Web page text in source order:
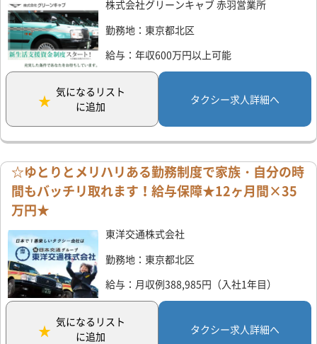
株式会社グリーンキャブ 赤羽営業所
勤務地：東京都北区
給与：年収600万円以上可能
気になるリスト
に追加
タクシー求人詳細へ
☆ゆとりとメリハリある勤務制度で家族・自分の時
間もバッチリ取れます！給与保障★12ヶ月間×35
万円★
東洋交通株式会社
勤務地：東京都北区
給与：月収例388,985円（入社1年目）
気になるリスト
に追加
タクシー求人詳細へ